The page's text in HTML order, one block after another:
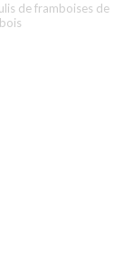
de framboises de